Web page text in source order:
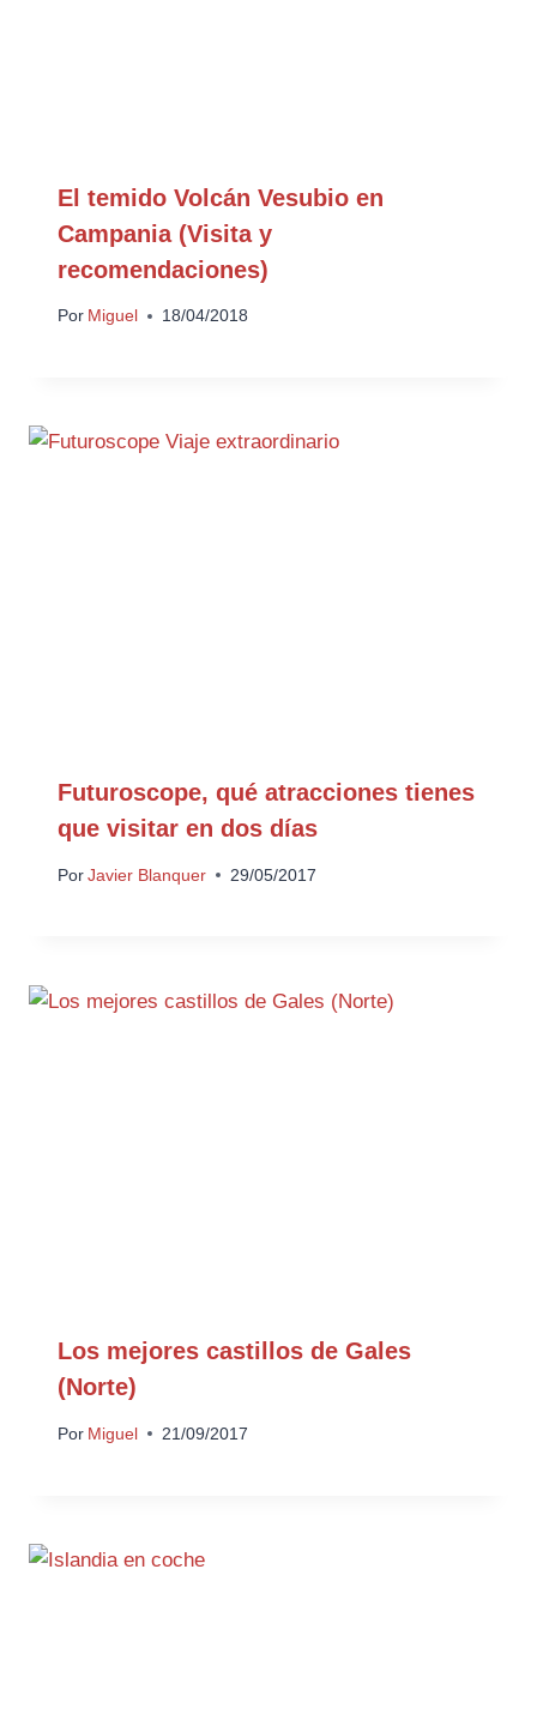
El temido Volcán Vesubio en
Campania (Visita y
recomendaciones)
Por Miguel 18/04/2018
Futuroscope, qué atracciones tienes
que visitar en dos días
Por Javier Blanquer 29/05/2017
Los mejores castillos de Gales
(Norte)
Por Miguel 21/09/2017